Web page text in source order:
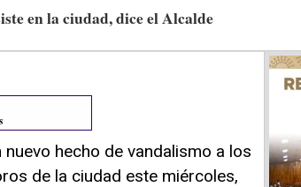
en la ciudad, dice el Alcalde
nuevo hecho de vandalismo a los
de la ciudad este miércoles,